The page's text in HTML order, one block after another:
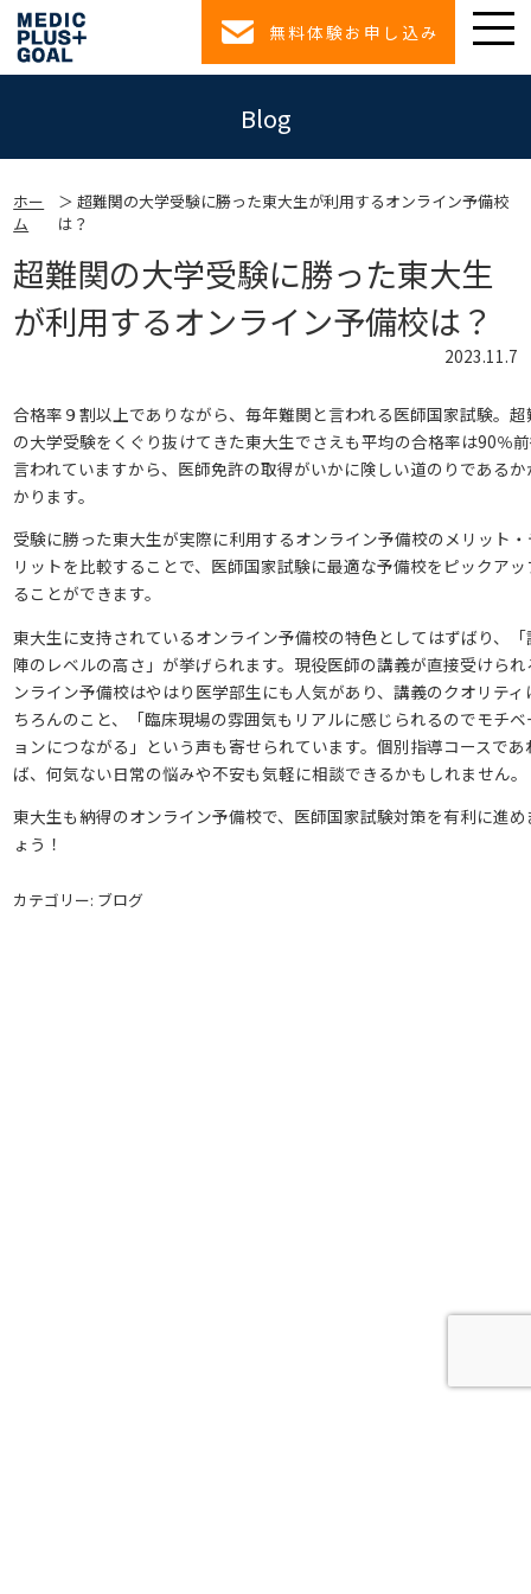
無料体験お申し込み
Blog
ホー
ム
超難関の大学受験に勝った東大生が利用するオンライン予備校
は？
超難関の大学受験に勝った東大生
が利用するオンライン予備校は？
2023.11.7
合格率９割以上でありながら、毎年難関と言われる医師国家試験。超
の大学受験をくぐり抜けてきた東大生でさえも平均の合格率は90％
言われていますから、医師免許の取得がいかに険しい道のりであるか
かります。
受験に勝った東大生が実際に利用するオンライン予備校のメリット
リットを比較することで、医師国家試験に最適な予備校をピックア
ることができます。
東大生に支持されているオンライン予備校の特色としてはずばり、「
陣のレベルの高さ」が挙げられます。現役医師の講義が直接受けら
ンライン予備校はやはり医学部生にも人気があり、講義のクオリティ
ちろんのこと、「臨床現場の雰囲気もリアルに感じられるのでモチ
ョンにつながる」という声も寄せられています。個別指導コースであ
ば、何気ない日常の悩みや不安も気軽に相談できるかもしれません。
東大生も納得のオンライン予備校で、医師国家試験対策を有利に進め
ょう！
カテゴリー: ブログ